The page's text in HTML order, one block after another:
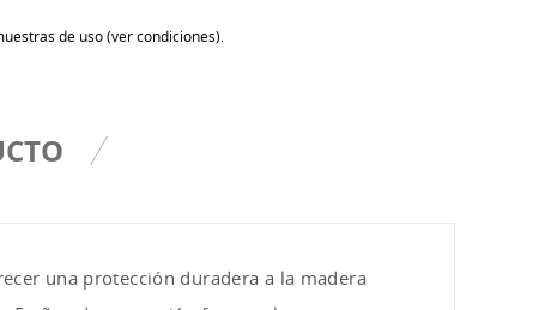
de uso (ver condiciones).
una protección duradera a la madera